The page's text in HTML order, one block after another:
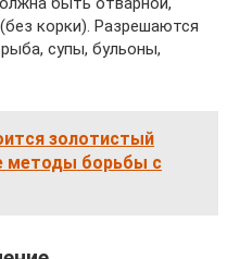
корки). Разрешаются
супы, бульоны,
золотистый
методы борьбы с